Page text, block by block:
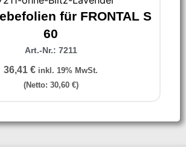
für FRONTAL S
60
Art.-Nr.: 7211
36,41 € inkl. 19% MwSt.
(Netto: 30,60 €)